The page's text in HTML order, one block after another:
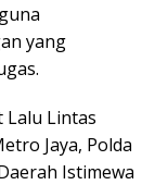
yang
Lalu Lintas
Jaya, Polda
Istimewa